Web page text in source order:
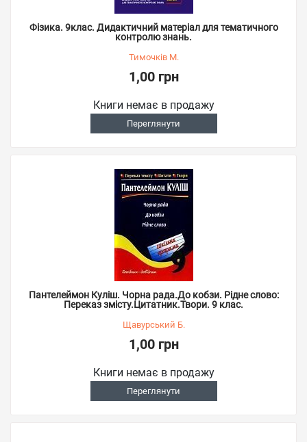
Фізика. 9клас. Дидактичний матеріал для тематичного
контролю знань.
Тимочків М.
1,00 грн
Книги немає в продажу
Переглянути
Пантелеймон Куліш. Чорна рада.До кобзи. Рідне слово:
Переказ змісту.Цитатник.Твори. 9 клас.
Щавурський Б.
1,00 грн
Книги немає в продажу
Переглянути